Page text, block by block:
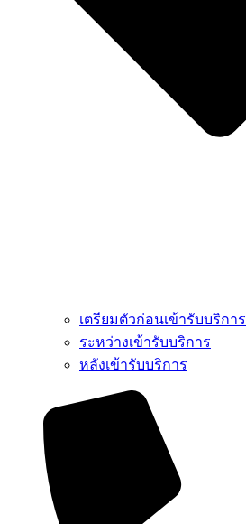
เตรียมตัวก่อนเข้ารับบริการ
ระหว่างเข้ารับบริการ
หลังเข้ารับบริการ